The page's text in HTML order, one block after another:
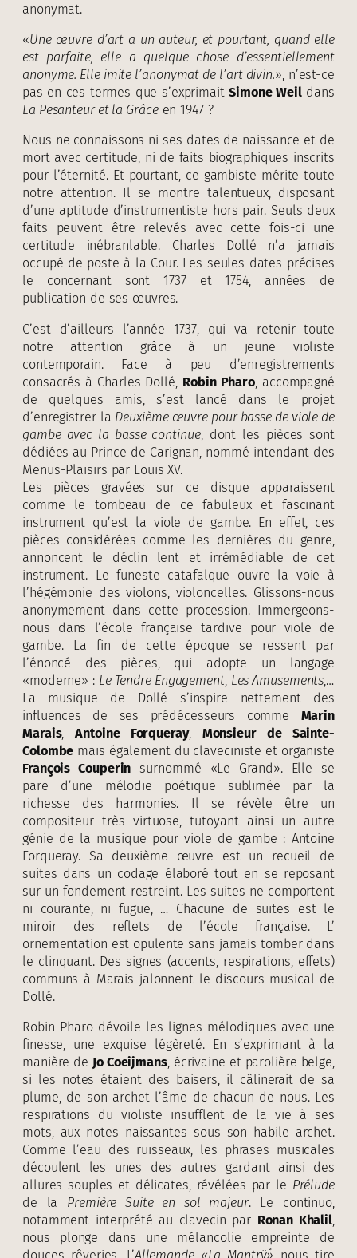
anonymat.
«Une œuvre d’art a un auteur, et pourtant, quand elle
est parfaite, elle a quelque chose d’essentiellement
anonyme. Elle imite l’anonymat de l’art divin.», n’est-ce
pas en ces termes que s’exprimaitSimone Weildans
La Pesanteur et la Grâceen 1947 ?
Nous ne connaissons ni ses dates de naissance et de
mort avec certitude, ni de faits biographiques inscrits
pour l’éternité. Et pourtant, ce gambiste mérite toute
notre attention. Il se montre talentueux, disposant
d’une aptitude d’instrumentiste hors pair. Seuls deux
faits peuvent être relevés avec cette fois-ci une
certitude inébranlable. Charles Dollé n’a jamais
occupé de poste à la Cour. Les seules dates précises
le concernant sont 1737 et 1754, années de
publication de ses œuvres.
C’est d’ailleurs l’année 1737, qui va retenir toute
notre attention grâce à un jeune violiste
contemporain. Face à peu d’enregistrements
consacrés à Charles Dollé, Robin Pharo , accompagné
de quelques amis, s’est lancé dans le projet
d’enregistrer la Deuxième œuvre pour basse de viole de
gambe avec la basse continue, dont les pièces sont
dédiées au Prince de Carignan, nommé intendant des
Menus-Plaisirs par Louis XV.
Les pièces gravées sur ce disque apparaissent
comme le tombeau de ce fabuleux et fascinant
instrument qu’est la viole de gambe. En effet, ces
pièces considérées comme les dernières du genre,
annoncent le déclin lent et irrémédiable de cet
instrument. Le funeste catafalque ouvre la voie à
l’hégémonie des violons, violoncelles. Glissons-nous
anonymement dans cette procession. Immergeons-
nous dans l’école française tardive pour viole de
gambe. La fin de cette époque se ressent par
l’énoncé des pièces, qui adopte un langage
«moderne» : Le Tendre Engagement, Les Amusements ,…
La musique de Dollé s’inspire nettement des
influences de ses prédécesseurs comme Marin
Marais,Antoine Forqueray, Monsieur de Sainte-
Colombe mais également du claveciniste et organiste
François Couperin surnommé «Le Grand». Elle se
pare d’une mélodie poétique sublimée par la
richesse des harmonies. Il se révèle être un
compositeur très virtuose, tutoyant ainsi un autre
génie de la musique pour viole de gambe : Antoine
Forqueray. Sa deuxième œuvre est un recueil de
suites dans un codage élaboré tout en se reposant
sur un fondement restreint. Les suites ne comportent
ni courante, ni fugue, … Chacune de suites est le
miroir des reflets de l’école française. L’
ornementation est opulente sans jamais tomber dans
le clinquant. Des signes (accents, respirations, effets)
communs à Marais jalonnent le discours musical de
Dollé.
Robin Pharo dévoile les lignes mélodiques avec une
finesse, une exquise légèreté. En s’exprimant à la
manière de Jo Coeijmans, écrivaine et parolière belge,
si les notes étaient des baisers, il câlinerait de sa
plume, de son archet l’âme de chacun de nous. Les
respirations du violiste insufflent de la vie à ses
mots, aux notes naissantes sous son habile archet.
Comme l’eau des ruisseaux, les phrases musicales
découlent les unes des autres gardant ainsi des
allures souples et délicates, révélées par le Prélude
de la Première Suite en sol majeur. Le continuo,
notamment interprété au clavecin par Ronan Khalil,
nous plonge dans une mélancolie empreinte de